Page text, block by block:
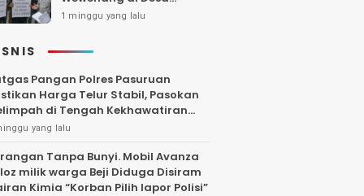
Gambiran, Isu Narkoba
1 minggu yang lalu
Pangan Polres Pasuruan
Harga Telur Stabil, Pasokan
di Tengah Kekhawatiran
yang lalu
Tanpa Bunyi. Mobil Avanza
milik warga Beji Diduga Disiram
Kimia “Korban Pilih lapor Polisi”